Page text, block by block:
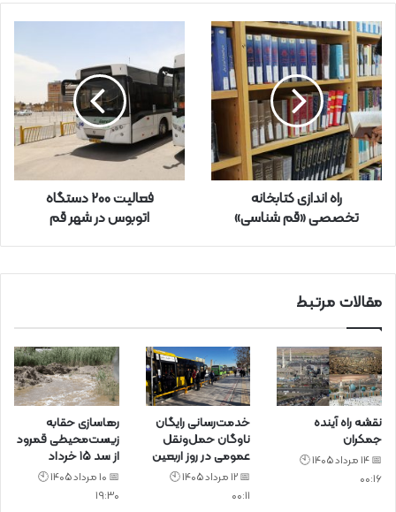
ل
خ
و
د
ر
ا
و
ا
ر
د
راه اندازی کتابخانه
تخصصی «قم شناسی»
فعالیت 200 دستگاه
اتوبوس در شهر قم
مقالات مرتبط
نقشه راه آینده
جمکران
📅 14 مرداد 1405 🕙
00:16
خدمت‌رسانی رایگان
ناوگان حمل‌ونقل
عمومی در روز اربعین
📅 12 مرداد 1405 🕙
00:11
رهاسازی حقابه
زیست‌محیطی قمرود
از سد ۱۵ خرداد
📅 10 مرداد 1405 🕙
19:30